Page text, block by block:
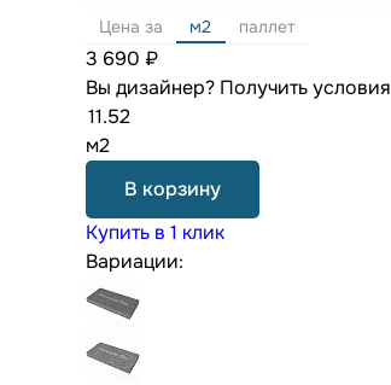
Цена за м2 паллет
3 690 ₽
Вы дизайнер? Получить условия
м2
В корзину
Купить в 1 клик
Вариации: